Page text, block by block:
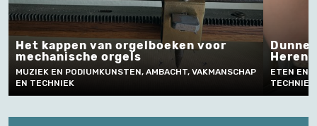
Het kappen van orgelboeken voor
mechanische orgels
MUZIEK EN PODIUMKUNSTEN, AMBACHT, VAKMANSCHAP
EN TECHNIEK
Dunne
ETEN EN
TECHNIEK